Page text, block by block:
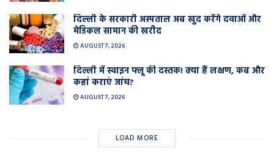
दिल्ली के सरकारी अस्पताल अब खुद करेंगे दवाओं और
मेडिकल सामान की खरीद
AUGUST 7, 2026
दिल्ली में स्वाइन फ्लू की दस्तक! क्या हैं लक्षण, कब और
कहां कराएं जांच?
AUGUST 7, 2026
LOAD MORE